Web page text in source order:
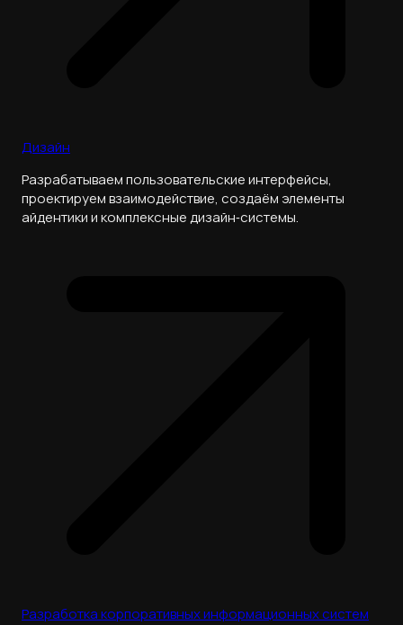
Дизайн
Разрабатываем пользовательские интерфейсы,
проектируем взаимодействие, создаём элементы
айдентики и комплексные дизайн‑системы.
Разработка корпоративных информационных систем